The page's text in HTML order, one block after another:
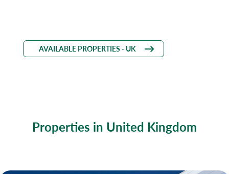
AVAILABLE PROPERTIES - UK
Properties in United Kingdom